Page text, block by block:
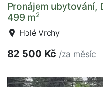
Pronájem ubytování,
499 m2
Holé Vrchy
82 500 Kč /za měsíc